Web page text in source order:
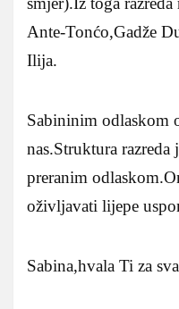
Ante-Tonćo,Gadže
Ilija.
Sabininim odlaskom
nas.Struktura
preranim
oživljavati lijepe
Sabina,hvala Ti za